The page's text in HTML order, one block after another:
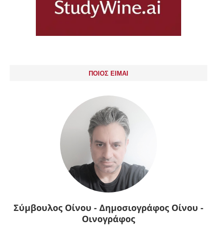
ΠΟΙΟΣ ΕΙΜΑΙ
Σύμβουλος Οίνου - Δημοσιογράφος Οίνου -
Οινογράφος